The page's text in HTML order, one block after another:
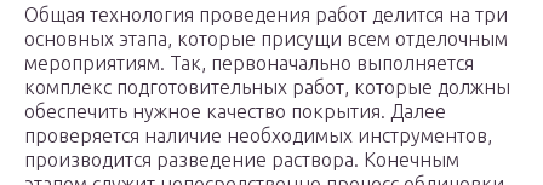
Общая технология проведения работ делится на три
основных этапа, которые присущи всем отделочным
мероприятиям. Так, первоначально выполняется
комплекс подготовительных работ, которые должны
обеспечить нужное качество покрытия. Далее
проверяется наличие необходимых инструментов,
производится разведение раствора. Конечным